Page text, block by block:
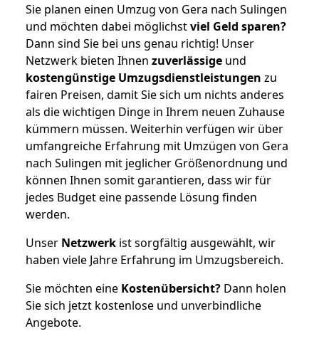
Sie planen einen Umzug von Gera nach Sulingen
und möchten dabei möglichstviel Geld sparen?
Dann sind Sie bei uns genau richtig! Unser
Netzwerk bieten Ihnen zuverlässige und
kostengünstige Umzugsdienstleistungen zu
fairen Preisen, damit Sie sich um nichts anderes
als die wichtigen Dinge in Ihrem neuen Zuhause
kümmern müssen. Weiterhin verfügen wir über
umfangreiche Erfahrung mit Umzügen von Gera
nach Sulingen mit jeglicher Größenordnung und
können Ihnen somit garantieren, dass wir für
jedes Budget eine passende Lösung finden
werden.
Unser Netzwerk ist sorgfältig ausgewählt, wir
haben viele Jahre Erfahrung im Umzugsbereich.
Sie möchten eine Kostenübersicht? Dann holen
Sie sich jetzt kostenlose und unverbindliche
Angebote.